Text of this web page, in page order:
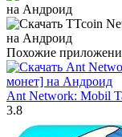
Похожие
Ant Network: Mobil
3.8